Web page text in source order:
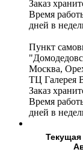
Заказ
Время
дней в
Пункт
Москва,
ТЦ Галерея
Заказ
Время
дней в
Текущая